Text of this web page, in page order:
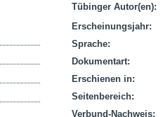
Tübinger Autor(en):
Erscheinungsjahr:
Sprache:
Dokumentart:
Erschienen in:
Seitenbereich:
Verbund-Nachweis: